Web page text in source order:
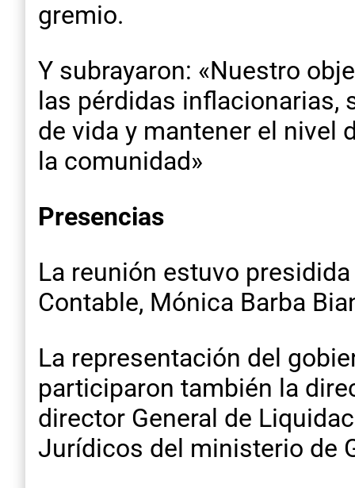
gremio.
Y subrayaron: «Nuestro
las pérdidas inflacionarias,
de vida y mantener el nivel
la comunidad»
Presencias
La reunión estuvo
Contable, Mónica Barba
La representación del
participaron también la
director General de
Jurídicos del ministerio de